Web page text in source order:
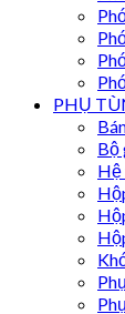
PHỤ
Bộ
Hệ